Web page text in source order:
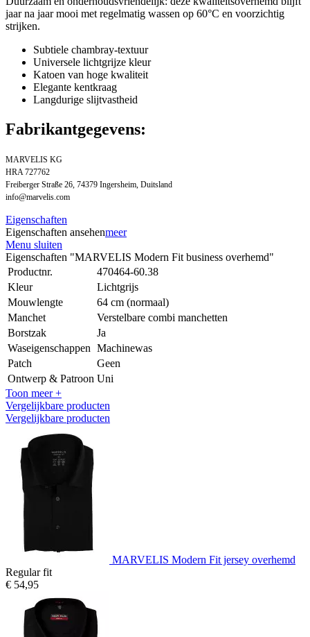
jaar na jaar mooi met regelmatig wassen op 60°C en voorzichtig
strijken.
Subtiele chambray-textuur
Universele lichtgrijze kleur
Katoen van hoge kwaliteit
Elegante kentkraag
Langdurige slijtvastheid
Fabrikantgegevens:
MARVELIS KG
HRA 727762
Freiberger Straße 26, 74379 Ingersheim, Duitsland
info@marvelis.com
Eigenschaften
Eigenschaften ansehenmeer
Menu sluiten
Eigenschaften "MARVELIS Modern Fit business overhemd"
Productnr.
470464-60.38
Kleur
Lichtgrijs
Mouwlengte
64 cm (normaal)
Manchet
Verstelbare combi manchetten
Borstzak
Ja
Waseigenschappen Machinewas
Patch
Geen
Ontwerp & Patroon Uni
Toon meer +
Vergelijkbare producten
Vergelijkbare producten
MARVELIS Modern Fit jersey overhemd
Regular fit
€ 54,95